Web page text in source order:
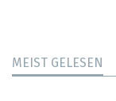
MEIST GELESEN